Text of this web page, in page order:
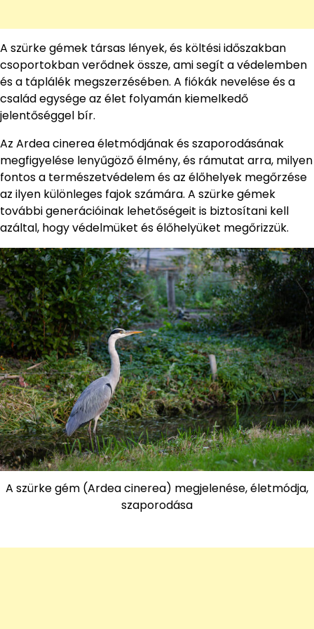
A szürke gémek társas lények, és költési időszakban
csoportokban verődnek össze, ami segít a védelemben
és a táplálék megszerzésében. A fiókák nevelése és a
család egysége az élet folyamán kiemelkedő
jelentőséggel bír.
Az Ardea cinerea életmódjának és szaporodásának
megfigyelése lenyűgöző élmény, és rámutat arra, milyen
fontos a természetvédelem és az élőhelyek megőrzése
az ilyen különleges fajok számára. A szürke gémek
további generációinak lehetőségeit is biztosítani kell
azáltal, hogy védelmüket és élőhelyüket megőrizzük.
A szürke gém (Ardea cinerea) megjelenése, életmódja,
szaporodása